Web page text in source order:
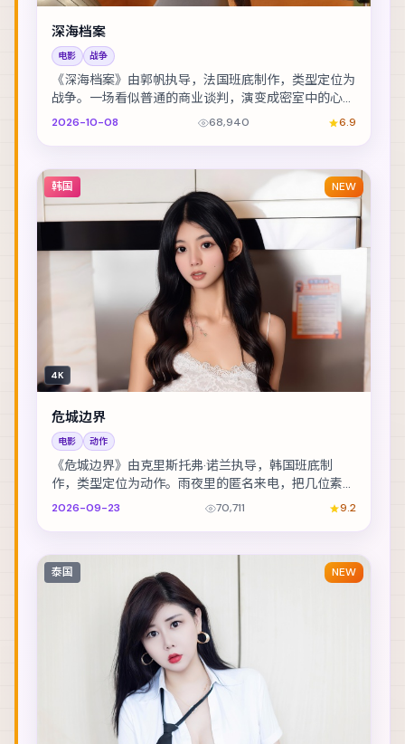
深海档案
电影 战争
《深海档案》由郭帆执导，法国班底制作，类型定位为
战争。一场看似普通的商业谈判，演变成密室中的心理
博弈。主演包括佛罗伦斯·皮尤、孔刘、赞达亚 等，...
2026-10-08 68,940 6.9
韩国 NEW
4K
危城边界
电影 动作
《危城边界》由克里斯托弗·诺兰执导，韩国班底制
作，类型定位为动作。雨夜里的匿名来电，把几位素不
相识的人推向同一条危途。主演包括李光洁、周冬雨、
2026-09-23 70,711 9.2
泰国 NEW